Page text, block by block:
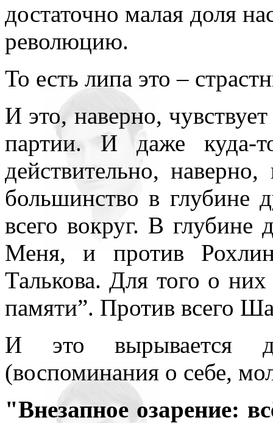
достаточно малая доля
революцию.
То есть липа это –
И это, наверно,
партии. И даже куда-
действительно,
большинство в
всего вокруг. В
Меня, и против
Талькова. Для того о них
памяти”. Против всего
И это вырывается
(воспоминания о себе,
"Внезапное озарение: